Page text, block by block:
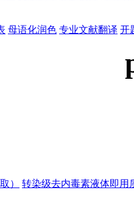
母语化润色 专业文献翻译 开
） 转染级去内毒素液体即用